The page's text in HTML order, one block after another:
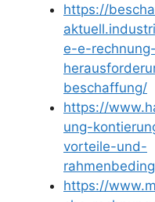
https://
e-e-
beschaffung/
https://
ung-
vorteile-und-
https://